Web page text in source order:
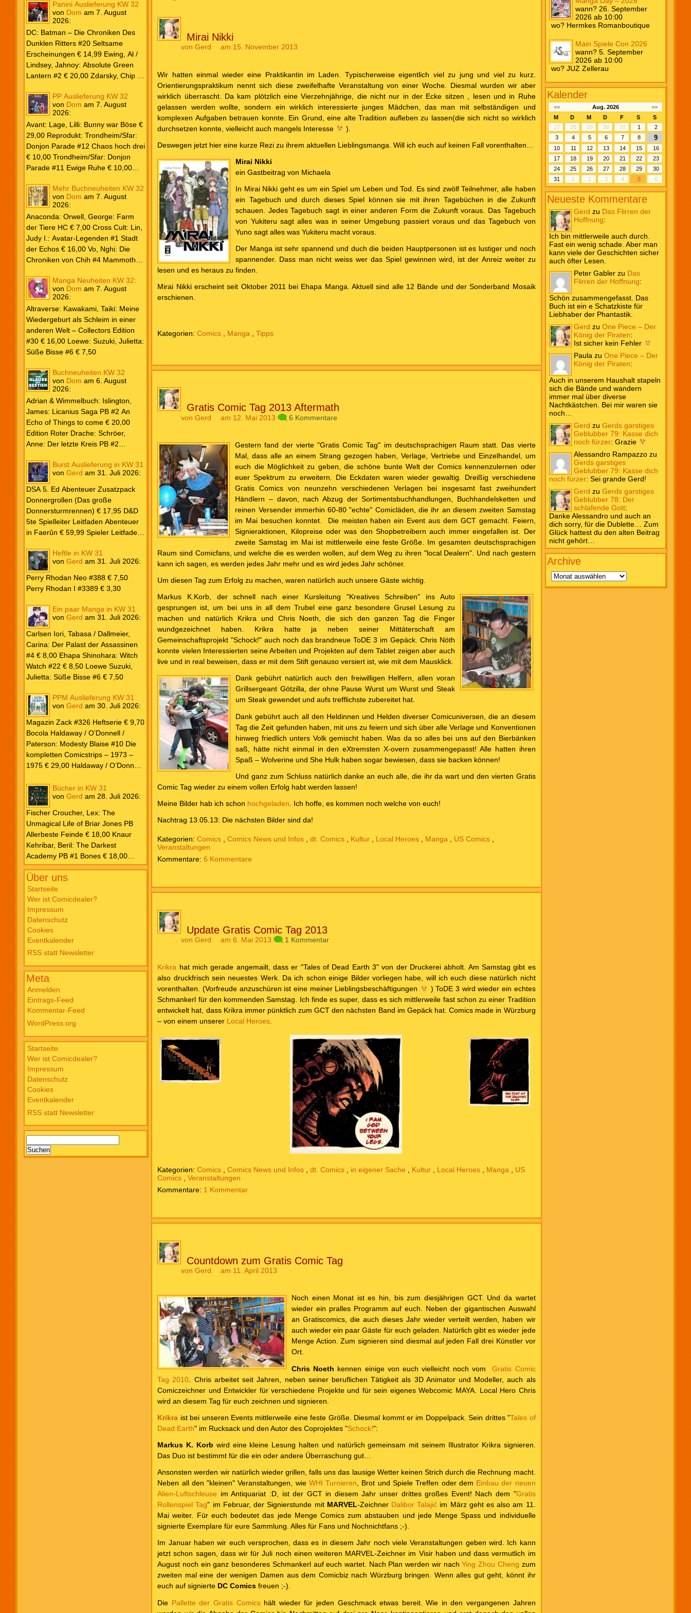
Panini Auslieferung KW 32
von Dom am 7. August
2026:
DC: Batman – Die Chroniken Des
Dunklen Ritters #20 Seltsame
Erscheinungen € 14,99 Ewing, Al /
Lindsey, Jahnoy: Absolute Green
Lantern #2 € 20,00 Zdarsky, Chip /
Paperback #4 € 35,00 Watters, Dan;
Soy, Dexter: Nightwing 2024 #7 €
Rafa: Absolute Superman #5 € 9,99
Marvel: Marvel Origins Collection
HC #74 Daredevil 7 € 14,99 Ewing,
Al / Gomez, Carlos: Venom (2025)
#3 € 20,00 Andrews, Kaare /
Guggenheim, Marc: Spider-Man &
Wolverine #3 € 9,99 North, Ryan /
Carratu, Vincenzo: Hulk macht alles
kaputt! € 16,00 Ewing, Al / Walker,
Kevin / Various: Marvel – Schwarz
Weiß & Blut #8 … und Gedärme €
26,00 Buscema, Sal / Dematteis, J.
M.: Spektakuläre Spider-Man – Die
#31 € 5,99 Spider-Man 2025 #9
Angriff der Aliens € 7,99
PP Auslieferung KW 32
von Dom am 7. August
2026:
Avant: Lage, Lilli: Bunny war Böse €
29,00 Reprodukt: Trondheim/Sfar:
Donjon Parade #12 Chaos hoch drei
€ 10,00 Trondheim/Sfar: Donjon
Parade #11 Ewige Ruhe € 10,00
Neuedition € 35,00 Zauberstern
Comics: Ben’s Bande #4 Aug 2026
Mehr Buchneuheiten KW 32
von Dom am 7. August
2026:
Anaconda: Orwell, George: Farm
der Tiere HC € 7,00 Cross Cult: Lin,
Judy I.: Avatar-Legenden #1 Stadt
der Echos € 16,00 Vo, Nghi: Die
Chroniken von Chih #4 Mammoths
Drache: Schröer, Anne: Der letzte
Kreis PB #2 Erwachen € 18,00
Dragonblood Academy HC #2 …to
kill a Monster € 25,00 Heyne: Bähr,
Emily: Tainted Vows – Gods of New
Olympia PB € 17,00 Kim, Sophie:
Fate’s Thread-Reihe PB #2 Der Gott
und der Geist € 17,00 Vonnegut,
Kurt: Katzenwiege PB € 17,00
Corey, James: The Captive’s War
HC #2 Der Glaube der Bestien €
24,00 Piper: Yang, Neon: Die letzte
Tochter der Drachen PB € 18,00
Manga Neuheiten KW 32:
von Dom am 7. August
2026:
Altraverse: Kawakami, Taiki: Meine
Wiedergeburt als Schleim in einer
anderen Welt – Collectors Edition
#30 € 16,00 Loewe: Suzuki, Julietta:
Süße Bisse #6 € 7,50
Buchneuheiten KW 32
von Dom am 6. August
2026:
Adrian & Wimmelbuch: Islington,
James: Licanius Saga PB #2 An
Echo of Things to come € 20,00
Edition Roter Drache: Schröer,
Anne: Der letzte Kreis PB #2
Frank: Der Pandora-Zyklus PB #1
Die Reise nach Pandora € 16,00
Corey, James: The Captive’s War
HC #2 Der Glaube der Bestien €
24,00 Loewe: Suzuki, Julietta: Süße
Bisse #6 € 7,50
Burst Auslieferung in KW 31
von Gerd am 31. Juli 2026:
DSA 5. Ed Abenteuer Zusatzpack
Donnergrollen (Das große
Donnersturmrennen) € 17,95 D&D
5te Spielleiter Leitfaden Abenteuer
in Faerûn € 59,99 Spieler Leitfaden
Heftle in KW 31
von Gerd am 31. Juli 2026:
Perry Rhodan Neo #388 € 7,50
Perry Rhodan I #3389 € 3,30
Ein paar Manga in KW 31
von Gerd am 31. Juli 2026:
Carlsen Iori, Tabasa / Dallmeier,
Carina: Der Palast der Assassinen
#4 € 8,00 Ehapa Shinohara: Witch
Watch #22 € 8,50 Loewe Suzuki,
Julietta: Süße Bisse #6 € 7,50
PPM Auslieferung KW 31
von Gerd am 30. Juli 2026:
Magazin Zack #326 Heftserie € 9,70
Bocola Haldaway / O’Donnell /
Paterson: Modesty Blaise #10 Die
kompletten Comicstrips – 1973 –
1975 € 29,00 Haldaway / O’Donnell
kompletten Comicstrips – 1972 –
1973 € 29,00 Knesebeck Hendrix,
John: Die Weltenerschaffer Die
fantastische Freundschaft von C.S.
Lewis & J.R.R. Tolkien € 30,00
Weissblech Luba Wolfsschwanz #22
€ 4,90 Horror Schocker #81 € 4,90
Bücher in KW 31
von Gerd am 28. Juli 2026:
Fischer Croucher, Lex: The
Unmagical Life of Briar Jones PB
Allerbeste Feinde € 18,00 Knaur
Kehribar, Beril: The Darkest
Academy PB #1 Bones € 18,00
Lübbe Odette, Tessonja: Fair Isle
Trilogie PB #3 To Spark a Fae War €
18,00 Bramble Hardcover Priest: Lie
Huo Jiao Chou HC #1 Drowning
Sorrows in Raging Fire € 25,00
Carlsen Davon, Isla: Blackened
Blade PB #3 Of Blackened Blood €
18,00
Über uns
Startseite
Wer ist Comicdealer?
Impressum
Datenschutz
Cookies
Eventkalender
RSS statt Newsletter
Meta
Anmelden
Eintrags-Feed
Kommentar-Feed
WordPress.org
Startseite
Wer ist Comicdealer?
Impressum
Datenschutz
Cookies
Eventkalender
RSS statt Newsletter
nach:
Beiträge
Mirai Nikki
vonGerd am 15. November 2013
Wir hatten einmal wieder eine Praktikantin im Laden. Typischerweise eigentlich viel zu jung und viel zu kurz.
Orientierungspraktikum nennt sich diese zweifelhafte Veranstaltung von einer Woche. Diesmal wurden wir aber
wirklich überrascht. Da kam plötzlich eine Vierzehnjährige, die nicht nur in der Ecke sitzen , lesen und in Ruhe
gelassen werden wollte, sondern ein wirklich interessierte junges Mädchen, das man mit selbständigen und
komplexen Aufgaben betrauen konnte. Ein Grund, eine alte Tradition aufleben zu lassen(die sich nicht so wirklich
durchsetzen konnte, vielleicht auch mangels Interesse
).
Deswegen jetzt hier eine kurze Rezi zu ihrem aktuellen Lieblingsmanga. Will ich euch auf keinen Fall vorenthalten…
Mirai Nikki
ein Gastbeitrag von Michaela
In Mirai Nikki geht es um ein Spiel um Leben und Tod. Es sind zwölf Teilnehmer, alle haben
ein Tagebuch und durch dieses Spiel können sie mit ihren Tagebüchen in die Zukunft
schauen. Jedes Tagebuch sagt in einer anderen Form die Zukunft voraus. Das Tagebuch
von Yukiteru sagt alles was in seiner Umgebung passiert voraus und das Tagebuch von
Yuno sagt alles was Yukiteru macht voraus.
Der Manga ist sehr spannend und duch die beiden Hauptpersonen ist es lustiger und noch
spannender. Dass man nicht weiss wer das Spiel gewinnen wird, ist der Anreiz weiter zu
lesen und es heraus zu finden.
Mirai Nikki erscheint seit Oktober 2011 bei Ehapa Manga. Aktuell sind alle 12 Bände und der Sonderband Mosaik
erschienen.
Kategorien:Comics Manga ,Tipps
Gratis Comic Tag 2013 Aftermath
vonGerd am 12. Mai 2013 6 Kommentare
Gestern fand der vierte "Gratis Comic Tag" im deutschsprachigen Raum statt. Das vierte
Mal, dass alle an einem Strang gezogen haben, Verlage, Vertriebe und Einzelhandel, um
euch die Möglichkeit zu geben, die schöne bunte Welt der Comics kennenzulernen oder
euer Spektrum zu erweitern. Die Eckdaten waren wieder gewaltig. Dreißig verschiedene
Gratis Comics von neunzehn verschiedenen Verlagen bei insgesamt fast zweihundert
Händlern – davon, nach Abzug der Sortimentsbuchhandlungen, Buchhandelsketten und
reinen Versender immerhin 60-80 "echte" Comicläden, die ihr an diesem zweiten Samstag
im Mai besuchen konntet. Die meisten haben ein Event aus dem GCT gemacht. Feiern,
Signieraktionen, Kilopreise oder was den Shopbetreibern auch immer eingefallen ist. Der
zweite Samstag im Mai ist mittlerweile eine feste Größe. Im gesamten deutschsprachigen
Raum sind Comicfans, und welche die es werden wollen, auf dem Weg zu ihren "local Dealern". Und nach gestern
kann ich sagen, es werden jedes Jahr mehr und es wird jedes Jahr schöner.
Um diesen Tag zum Erfolg zu machen, waren natürlich auch unsere Gäste wichtig.
Markus K.Korb, der schnell nach einer Kursleitung "Kreatives Schreiben" ins Auto
gesprungen ist, um bei uns in all dem Trubel eine ganz besondere Grusel Lesung zu
machen und natürlich Krikra und Chris Noeth, die sich den ganzen Tag die Finger
wundgezeichnet haben. Krikra hatte ja neben seiner Mittäterschaft am
Gemeinschaftsprojekt "Schock!" auch noch das brandneue ToDE 3 im Gepäck. Chris Nöth
konnte vielen Interessierten seine Arbeiten und Projekten auf dem Tablet zeigen aber auch
live und in real beweisen, dass er mit dem Stift genauso versiert ist, wie mit dem Mausklick.
Dank gebührt natürlich auch den freiwilligen Helfern, allen voran
Grillsergeant Götzilla, der ohne Pause Wurst um Wurst und Steak
um Steak gewendet und aufs trefflichste zubereitet hat.
Dank gebührt auch all den Heldinnen und Helden diverser Comicuniversen, die an diesem
Tag die Zeit gefunden haben, mit uns zu feiern und sich über alle Verlage und Konventionen
hinweg friedlich unters Volk gemischt haben. Was da so alles bei uns auf den Bierbänken
saß, hätte nicht einmal in den eXtremsten X-overn zusammengepasst! Alle hatten ihren
Spaß – Wolverine und She Hulk haben sogar bewiesen, dass sie backen können!
Und ganz zum Schluss natürlich danke an euch alle, die ihr da wart und den vierten Gratis
Comic Tag wieder zu einem vollen Erfolg habt werden lassen!
Meine Bilder hab ich schon hochgeladen . Ich hoffe, es kommen noch welche von euch!
Nachtrag 13.05.13: Die nächsten Bilder sind da!
Kategorien:Comics ,Comics News und Infos ,dt. Comics , Kultur , Local Heroes , Manga , US Comics ,
Veranstaltungen
6 Kommentare
Update Gratis Comic Tag 2013
vonGerd am 6. Mai 2013 1 Kommentar
Krikra hat mich gerade angemailt, dass er "Tales of Dead Earth 3" von der Druckerei abholt. Am Samstag gibt es
also druckfrisch sein neuestes Werk. Da ich schon einige Bilder vorliegen habe, will ich euch diese natürlich nicht
vorenthalten. (Vorfreude anzuschüren ist eine meiner Lieblingsbeschäftigungen
) ToDE 3 wird wieder ein echtes
Schmankerl für den kommenden Samstag. Ich finde es super, dass es sich mittlerweile fast schon zu einer Tradition
entwickelt hat, dass Krikra immer pünktlich zum GCT den nächsten Band im Gepäck hat. Comics made in Würzburg
– von einem unserer Local Heroes.
Kategorien:Comics ,Comics News und Infos ,dt. Comics , in eigener Sache , Kultur , Local Heroes , Manga , US
Comics ,Veranstaltungen
1 Kommentar
Countdown zum Gratis Comic Tag
vonGerd am 11. April 2013
Noch einen Monat ist es hin, bis zum diesjährigen GCT. Und da wartet
wieder ein pralles Programm auf euch. Neben der gigantischen Auswahl
an Gratiscomics, die auch dieses Jahr wieder verteilt werden, haben wir
auch wieder ein paar Gäste für euch geladen. Natürlich gibt es wieder jede
Menge Action. Zum signieren sind diesmal auf jeden Fall drei Künstler vor
Ort.
Chris Noeth kennen einige von euch vielleicht noch vomGratis Comic
Tag 2010 . Chris arbeitet seit Jahren, neben seiner beruflichen Tätigkeit als 3D Animator und Modeller, auch als
Comiczeichner und Entwickler für verschiedene Projekte und für sein eigenes Webcomic MAYA. Local Hero Chris
wird an diesem Tag für euch zeichnen und signieren.
Krikra ist bei unseren Events mittlerweile eine feste Größe. Diesmal kommt er im Doppelpack. Sein drittes "Tales of
Dead Earth" im Rucksack und den Autor des Coprojektes "Schock!":
Markus K. Korb wird eine kleine Lesung halten und natürlich gemeinsam mit seinem Illustrator Krikra signieren.
Das Duo ist bestimmt für die ein oder andere Überraschung gut…
Ansonsten werden wir natürlich wieder grillen, falls uns das lausige Wetter keinen Strich durch die Rechnung macht.
Neben all den "kleinen" Veranstaltungen, wie WHI Turnieren , Brot und Spiele Treffen oder dem Einbau der neuen
Alien-Luftschleuse im Antiquariat :D, ist der GCT in diesem Jahr unser drittes großes Event! Nach dem "Gratis
Rollenspiel Tag" im Februar, der Signierstunde mit MARVEL-Zeichner Dalibor Talajić im März geht es also am 11.
Mai weiter. Für euch bedeutet das jede Menge Comics zum abstauben und jede Menge Spass und individuelle
signierte Exemplare für eure Sammlung. Alles für Fans und Nochnichtfans ;-).
Im Januar haben wir euch versprochen, dass es in diesem Jahr noch viele Veranstaltungen geben wird. Ich kann
jetzt schon sagen, dass wir für Juli noch einen weiteren MARVEL-Zeichner im Visir haben und dass vermutlich im
August noch ein ganz besonderes Schmankerl auf euch wartet. Nach Plan werden wir nachYing Zhou Cheng zum
zweiten mal eine der wenigen Damen aus dem Comicbiz nach Würzburg bringen. Wenn alles gut geht, könnt ihr
euch auf signierte DC Comics freuen ;-).
Die Pallette der Gratis Comics hält wieder für jeden Geschmack etwas bereit. Wie in den vergangenen Jahren
wann? 26. September
2026 ab 10:00
wo? Hermkes Romanboutique
Main Spiele Con 2026
wann? 5. September
2026 ab 10:00
wo? JUZ Zellerau
Kalender
<< Aug. 2026
>>
M
D M D F S
S
27
28 29 30 31 1
2
3
4 5 6 7 8 9
10 11 12 13 14 15
16
17
18 19 20 21 22
23
24
25 26 27 28 29
30
31
1 2 3 4 5 6
Neueste Kommentare
Gerd zu Das Flirren der
Hoffnung:
Ich bin mittlerweile auch durch.
Fast ein wenig schade. Aber man
kann viele der Geschichten sicher
auch öfter Lesen.
Peter Gabler zu Das
Flirren der Hoffnung:
Schön zusammengefasst. Das
Buch ist ein e Schatzkiste für
Liebhaber der Phantastik.
Gerd zuOne Piece – Der
König der Piraten:
Ist sicher kein Fehler
Paula zuOne Piece – Der
König der Piraten:
Auch in unserem Haushalt stapeln
sich die Bände und wandern
immer mal über diverse
Nachtkästchen. Bei mir waren sie
noch…
Gerd zuGerds garstiges
Geblubber 79: Kasse dich
noch fürzer:Grazie
Alessandro Rampazzo zu
Gerds garstiges
Geblubber 79: Kasse dich
noch fürzer:Sei grande Gerd!
Gerd zuGerds garstiges
Geblubber 78: Der
schlafende Gott:
Danke Alessandro und auch an
dich sorry, für die Dublette… Zum
Glück hattest du den alten Beitrag
nicht gehört…
Archive